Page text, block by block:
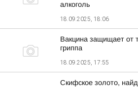
алкоголь
18.09.2025, 18:06
Вакцина защищает от
гриппа
18.09.2025, 17:55
Скифское золото,